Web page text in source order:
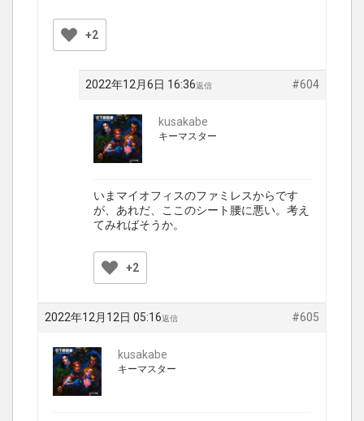
+2
2022年12月6日 16:36 #604
返信
kusakabe
キーマスター
いまマイオフィスのファミレスからです
が、あれだ、ここのシート腰に悪い。考え
てみればそうか。
+2
2022年12月12日 05:16 #605
返信
kusakabe
キーマスター